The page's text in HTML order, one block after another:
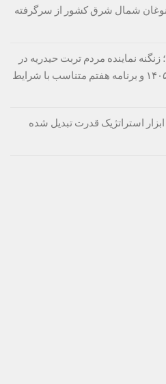
شمال شرق کشور از سرگرفته
نماینده مردم تربت حیدریه در
مجلس شورای اسلامی : بودجه ۱۴۰۵ و برنامه هفتم متناسب با شرایط
استراتژیک قدرت تبدیل شده